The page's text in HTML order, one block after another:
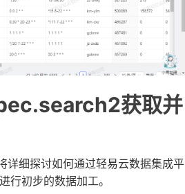
获取并
详细探讨如何通过轻易云数据集成平
行初步的数据加工。